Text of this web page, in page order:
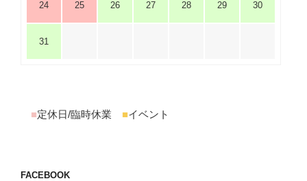
24 25 26 27 28 29 30
31
■定休日/臨時休業 ■イベント
FACEBOOK